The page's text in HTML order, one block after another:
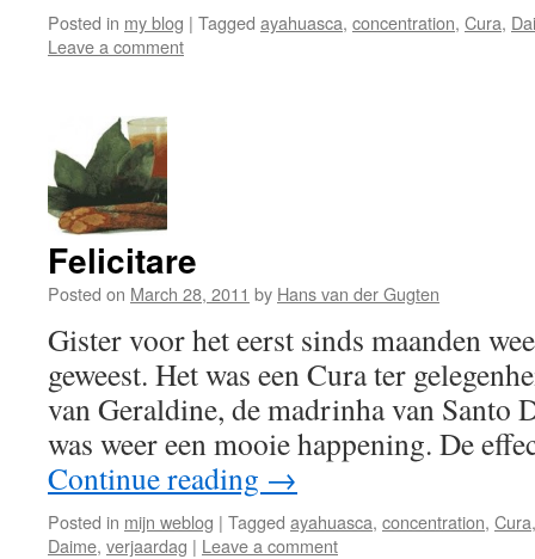
Posted in my blog | Tagged ayahuasca, concentration, Cura,
Leave a comment
Felicitare
Posted on March 28, 2011 by Hans van der Gugten
Gister voor het eerst sinds maanden
geweest. Het was een Cura ter
van Geraldine, de madrinha van Santo
was weer een mooie happening. De
Continue reading →
Posted in mijn weblog | Tagged ayahuasca, concentration, Cura
Daime, verjaardag | Leave a comment